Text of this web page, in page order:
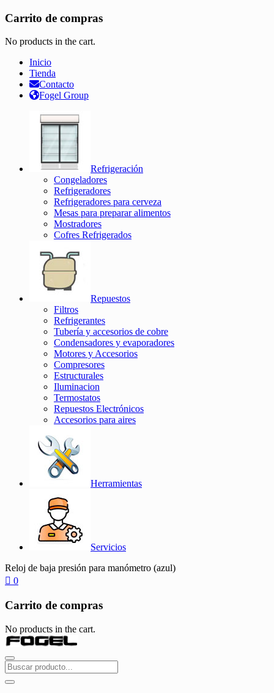
Carrito de compras
No products in the cart.
Inicio
Tienda
Contacto
Fogel Group
Refrigeración
Congeladores
Refrigeradores
Refrigeradores para cerveza
Mesas para preparar alimentos
Mostradores
Cofres Refrigerados
Repuestos
Filtros
Refrigerantes
Tubería y accesorios de cobre
Condensadores y evaporadores
Motores y Accesorios
Compresores
Estructurales
Iluminacion
Termostatos
Repuestos Electrónicos
Accesorios para aires
Herramientas
Servicios
Reloj de baja presión para manómetro (azul)
0
Carrito de compras
No products in the cart.